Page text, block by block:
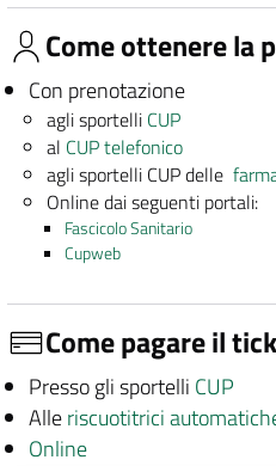
Come ottenere la
Con prenotazione
agli sportelli CUP
al CUP telefonico
agli sportelli CUP delle
Online dai seguenti portali:
Fascicolo Sanitario
Cupweb
Come pagare il
Presso gli sportelli CUP
Alleriscuotitrici
Online